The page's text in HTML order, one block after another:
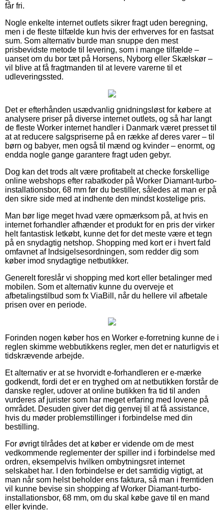
får fri.
Nogle enkelte internet outlets sikrer fragt uden beregning,
men i de fleste tilfælde kun hvis der erhverves for en fastsat
sum. Som alternativ burde man snuppe den mest
prisbevidste metode til levering, som i mange tilfælde –
uanset om du bor tæt på Horsens, Nyborg eller Skælskør –
vil blive at få fragtmanden til at levere varerne til et
udleveringssted.
Det er efterhånden usædvanlig gnidningsløst for købere at
analysere priser på diverse internet outlets, og så har langt
de fleste Worker internet handler i Danmark været presset til
at at reducere salgspriserne på en række af deres varer – til
børn og babyer, men også til mænd og kvinder – enormt, og
endda nogle gange garantere fragt uden gebyr.
Dog kan det trods alt være profitabelt at checke forskellige
online webshops efter rabatkoder på Worker Diamant-turbo-
installationsbor, 68 mm før du bestiller, således at man er på
den sikre side med at indhente den mindst kostelige pris.
Man bør lige meget hvad være opmærksom på, at hvis en
internet forhandler afhænder et produkt for en pris der virker
helt fantastisk letkøbt, kunne det for det meste være et tegn
på en snydagtig netshop. Shopping med kort er i hvert fald
omfavnet af Indsigelsesordningen, som redder dig som
køber imod snydagtige netbutikker.
Generelt foreslår vi shopping med kort eller betalinger med
mobilen. Som et alternativ kunne du overveje et
afbetalingstilbud som fx ViaBill, når du hellere vil afbetale
prisen over en periode.
Forinden nogen køber hos en Worker e-forretning kunne de i
reglen skimme webbutikkens regler, men det er naturligvis et
tidskrævende arbejde.
Et alternativ er at se hvorvidt e-forhandleren er e-mærke
godkendt, fordi det er en tryghed om at netbutikken forstår de
danske regler, udover at online butikken fra tid til anden
vurderes af jurister som har meget erfaring med lovene på
området. Desuden giver det dig genvej til at få assistance,
hvis du møder problemstillinger i forbindelse med din
bestilling.
For øvrigt tilrådes det at køber er vidende om de mest
vedkommende reglementer der spiller ind i forbindelse med
ordren, eksempelvis hvilken ombytningsret internet
selskabet har. I den forbindelse er det samtidig vigtigt, at
man når som helst beholder ens faktura, så man i fremtiden
vil kunne bevise sin shopping af Worker Diamant-turbo-
installationsbor, 68 mm, om du skal købe gave til en mand
eller kvinde.